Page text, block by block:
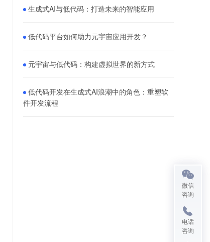
生成式AI与低代码：打造未来的智能应用
低代码平台如何助力元宇宙应用开发？
元宇宙与低代码：构建虚拟世界的新方式
低代码开发在生成式AI浪潮中的角色：重塑软
件开发流程
微信
咨询
电话
咨询